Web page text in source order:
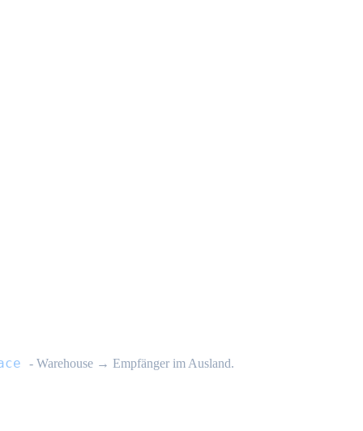
- Warehouse → Empfänger im Ausland.